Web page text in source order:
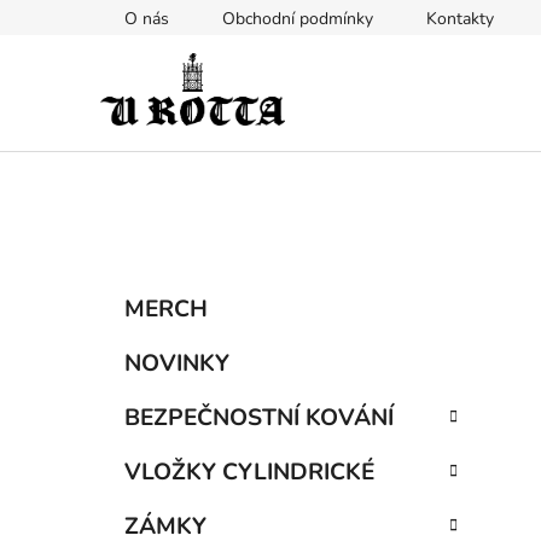
O nás Obchodní podmínky Kontakty
Přeskočit
kategorie
MERCH
NOVINKY
BEZPEČNOSTNÍ KOVÁNÍ
VLOŽKY CYLINDRICKÉ
ZÁMKY